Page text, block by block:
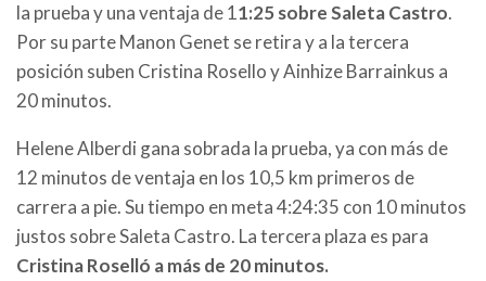
la prueba y una ventaja de 11:25 sobre Saleta Castro.
Por su parte Manon Genet se retira y a la tercera
posición suben Cristina Rosello y Ainhize Barrainkus a
20 minutos.
Helene Alberdi gana sobrada la prueba, ya con más de
12 minutos de ventaja en los 10,5 km primeros de
carrera a pie. Su tiempo en meta 4:24:35 con 10 minutos
justos sobre Saleta Castro. La tercera plaza es para
Cristina Roselló a más de 20 minutos.